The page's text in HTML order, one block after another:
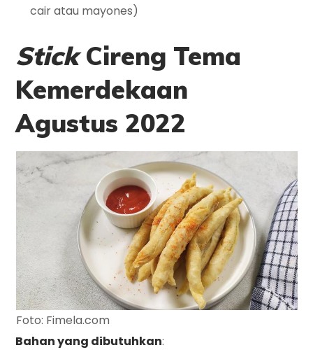
cair atau mayones)
StickCireng Tema
Kemerdekaan
Agustus 2022
Foto: Fimela.com
Bahan yang dibutuhkan: